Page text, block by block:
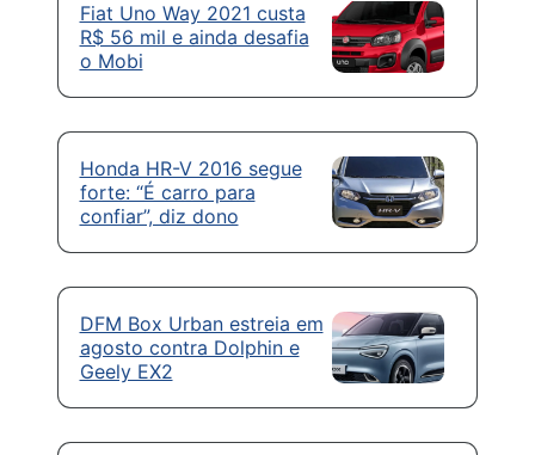
Fiat Uno Way 2021 custa
R$ 56 mil e ainda desafia
o Mobi
Honda HR-V 2016 segue
forte: “É carro para
confiar”, diz dono
DFM Box Urban estreia em
agosto contra Dolphin e
Geely EX2